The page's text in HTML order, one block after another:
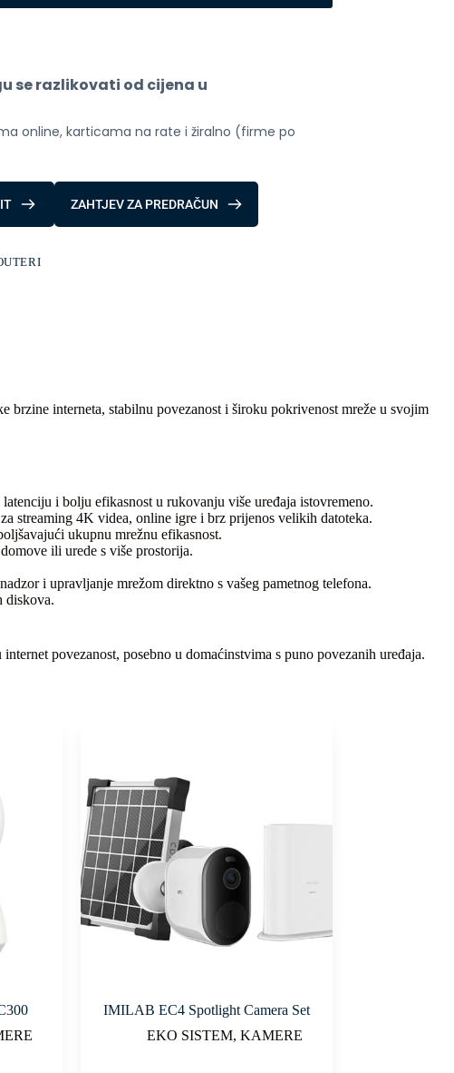
se razlikovati od cijena u
online, karticama na rate i žiralno (firme po
ZAHTJEV ZA PREDRAČUN
interneta, stabilnu povezanost i široku pokrivenost mreže u svojim
i bolju efikasnost u rukovanju više uređaja istovremeno.
streaming 4K videa, online igre i brz prijenos velikih datoteka.
ukupnu mrežnu efikasnost.
ili urede s više prostorija.
i upravljanje mrežom direktno s vašeg pametnog telefona.
diskova.
povezanost, posebno u domaćinstvima s puno povezanih uređaja.
IMILAB EC4 Spotlight Camera Set
EKO SISTEM, KAMERE